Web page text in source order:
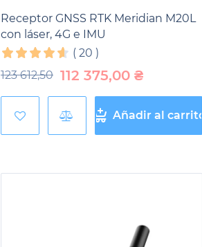
Receptor GNSS RTK Meridian M20L
con láser, 4G e IMU
( 20 )
123 612,50 112 375,00 ₴
Añadir al carrito